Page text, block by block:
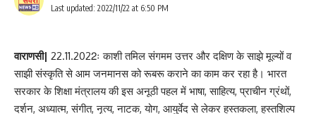
Last updated: 2022/11/22 at 6:50 PM
वाराणसी| 22.11.2022ः काशी तमिल संगमम उत्तर और दक्षिण के साझे मूल्यों व
साझी संस्कृति से आम जनमानस को रूबरू कराने का काम कर रहा है। भारत
सरकार के शिक्षा मंत्रालय की इस अनूठी पहल में भाषा, साहित्य, प्राचीन ग्रंथों,
दर्शन, अध्यात्म, संगीत, नृत्य, नाटक, योग, आयुर्वेद से लेकर हस्तकला, हस्तशिल्प